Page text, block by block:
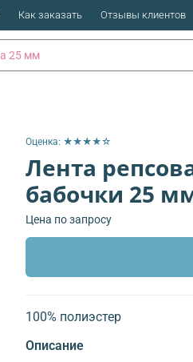
Как заказать Отзывы клиентов
Оценка: ★★★★☆
Лента
бабочки 25
Цена по запросу
100% полиэстер
Описание